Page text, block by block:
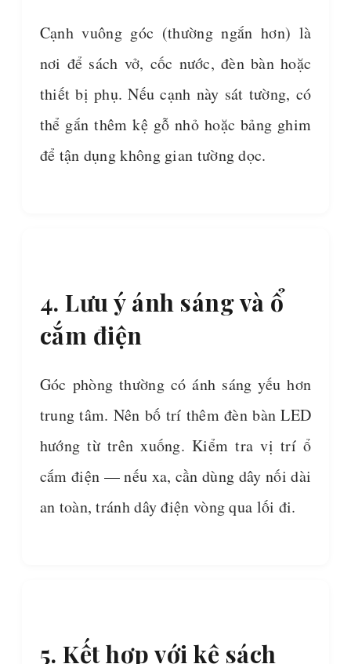
Cạnh vuông góc (thường ngắn hơn) là
nơi để sách vở, cốc nước, đèn bàn hoặc
thiết bị phụ. Nếu cạnh này sát tường, có
thể gắn thêm kệ gỗ nhỏ hoặc bảng ghim
để tận dụng không gian tường dọc.
4. Lưu ý ánh sáng và ổ
cắm điện
Góc phòng thường có ánh sáng yếu hơn
trung tâm. Nên bố trí thêm đèn bàn LED
hướng từ trên xuống. Kiểm tra vị trí ổ
cắm điện — nếu xa, cần dùng dây nối dài
an toàn, tránh dây điện vòng qua lối đi.
5. Kết hợp với kệ sách